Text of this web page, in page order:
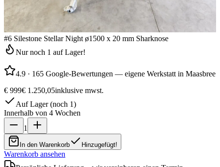
#6 Silestone Stellar Night ø1500 x 20 mm Sharknose
Nur noch 1 auf Lager!
4.9 · 165 Google-Bewertungen — eigene Werkstatt in Maasbree
€ 999€ 1.250,05inklusive mwst.
Auf Lager (noch 1)
Innerhalb von 4 Wochen
1
In den Warenkorb Hinzugefügt!
Warenkorb ansehen